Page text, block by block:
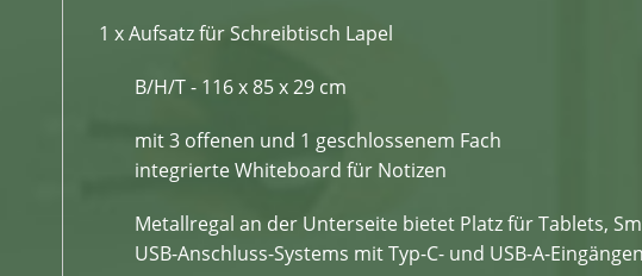
1 x Aufsatz für Schreibtisch Lapel
B/H/T - 116 x 85 x 29 cm
mit 3 offenen und 1 geschlossenem Fach
integrierte Whiteboard für Notizen
Metallregal an der Unterseite bietet Platz für Tablets,
USB-Anschluss-Systems mit Typ-C- und USB-A-